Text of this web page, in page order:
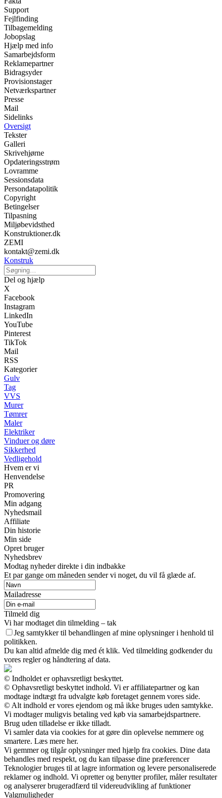
Support
Fejlfinding
Tilbagemelding
Jobopslag
Hjælp med info
Samarbejdsform
Reklamepartner
Bidragsyder
Provisionstager
Netværkspartner
Presse
Mail
Sidelinks
Oversigt
Tekster
Galleri
Skrivehjørne
Opdateringsstrøm
Lovramme
Sessionsdata
Persondatapolitik
Copyright
Betingelser
Tilpasning
Miljøbevidsthed
Konstruktioner.dk
ZEMI
kontakt@zemi.dk
Konstruk
Del og hjælp
X
Facebook
Instagram
LinkedIn
YouTube
Pinterest
TikTok
Mail
RSS
Kategorier
Gulv
Tag
VVS
Murer
Tømrer
Maler
Elektriker
Vinduer og døre
Sikkerhed
Vedligehold
Hvem er vi
Henvendelse
PR
Promovering
Min adgang
Nyhedsmail
Affiliate
Din historie
Min side
Opret bruger
Nyhedsbrev
Modtag nyheder direkte i din indbakke
Et par gange om måneden sender vi noget, du vil få glæde af.
Mailadresse
Tilmeld dig
Vi har modtaget din tilmelding – tak
Jeg samtykker til behandlingen af mine oplysninger i henhold til
politikken.
Du kan altid afmelde dig med ét klik. Ved tilmelding godkender du
vores regler og håndtering af data.
© Indholdet er ophavsretligt beskyttet.
© Ophavsretligt beskyttet indhold. Vi er affiliatepartner og kan
modtage indtægt fra udvalgte køb foretaget gennem vores side.
© Alt indhold er vores ejendom og må ikke bruges uden samtykke.
Vi modtager muligvis betaling ved køb via samarbejdspartnere.
Brug uden tilladelse er ikke tilladt.
Vi samler data via cookies for at gøre din oplevelse nemmere og
smartere. Læs mere her.
Vi gemmer og tilgår oplysninger med hjælp fra cookies. Dine data
behandles med respekt, og du kan tilpasse dine præferencer
Teknologier bruges til at lagre information og levere personaliserede
reklamer og indhold. Vi opretter og benytter profiler, måler resultater
og analyserer brugeradfærd til videreudvikling af funktioner
Valgmuligheder